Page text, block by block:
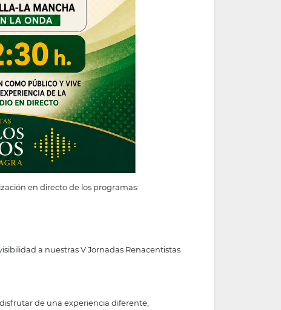
en directo de los programas:
a nuestras V Jornadas Renacentistas
de una experiencia diferente,